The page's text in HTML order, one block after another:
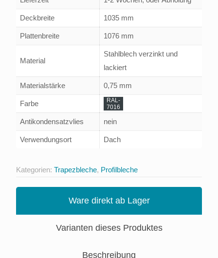
Deckbreite 1035 mm
Plattenbreite 1076 mm
Material
Stahlblech verzinkt und
lackiert
Materialstärke 0,75 mm
Farbe
RAL-
7016
Antikondensatzvlies nein
Verwendungsort Dach
Kategorien: Trapezbleche, Profilbleche
Ware direkt ab Lager
Varianten dieses Produktes
Beschreibung